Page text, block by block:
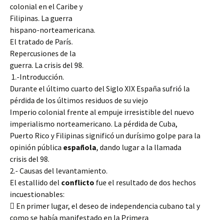
colonial en el Caribe y
Filipinas. La guerra
hispano-norteamericana.
El tratado de París.
Repercusiones de la
guerra. La crisis del 98.
1.-Introducción.
Durante el último cuarto del Siglo XIX España sufrió la
pérdida de los últimos residuos de su viejo
Imperio colonial frente al empuje irresistible del nuevo
imperialismo norteamericano. La pérdida de Cuba,
Puerto Rico y Filipinas significó un durísimo golpe para la
opinión pública española, dando lugar a la llamada
crisis del 98.
2.- Causas del levantamiento.
El estallido del conflicto fue el resultado de dos hechos
incuestionables:
 En primer lugar, el deseo de independencia cubano tal y
como se había manifestado en la Primera